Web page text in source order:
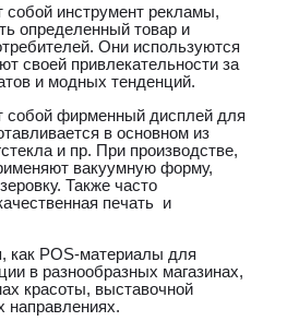
собой инструмент рекламы,
определенный товар и
Они используются
своей привлекательности за
и модных тенденций.
собой фирменный дисплей для
в основном из
и пр. При производстве,
вакуумную форму,
Также часто
печать и
как POS-материалы для
в разнообразных магазинах,
красоты, выставочной
направлениях.